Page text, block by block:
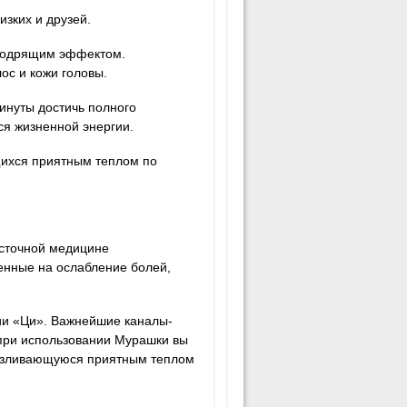
и друзей.
эффектом.
и кожи головы.
достичь полного
жизненной энергии.
приятным теплом по
медицине
на ослабление болей,
«Ци». Важнейшие каналы-
использовании Мурашки вы
приятным теплом